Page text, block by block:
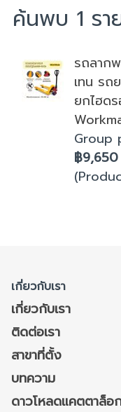
ค้นพบ 1 รา
รถลาก
เทน รถ
ยกไฮด
Group
฿9,650
เกี่ยวกับเรา
เกี่ยวกับเรา
ติดต่อเรา
สาขาที่ตั้ง
บทความ
ดาวโหลดแคตตาล็อ